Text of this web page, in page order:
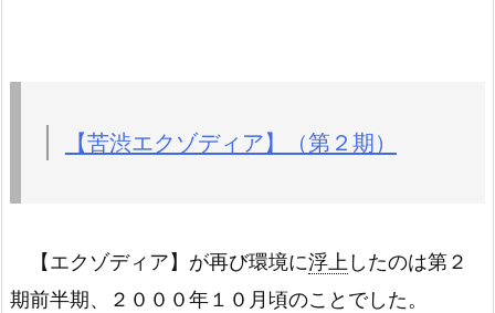
【苦渋エクゾディア】（第２期）
【エクゾディア】が再び環境に浮上 したのは第２
期前半期、２０００年１０月頃のことでした。